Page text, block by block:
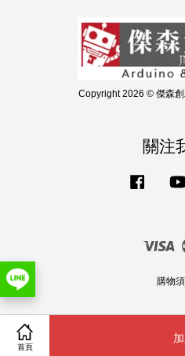
首頁
Copyright 2026 © 傑森
關注
購物
Share on